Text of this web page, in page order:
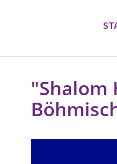
"Shalom